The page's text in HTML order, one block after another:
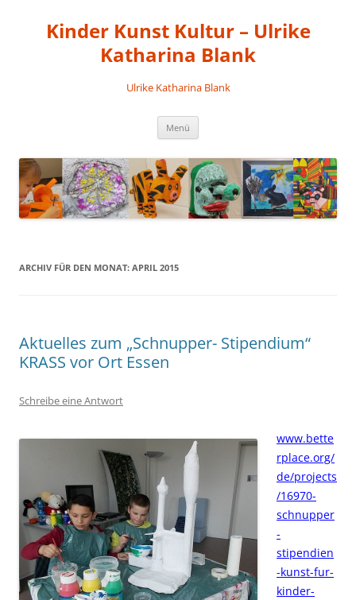
Kinder Kunst Kultur – Ulrike
Katharina Blank
Ulrike Katharina Blank
Menü
ARCHIV FÜR DEN MONAT: APRIL 2015
Aktuelles zum „Schnupper- Stipendium“
KRASS vor Ort Essen
Schreibe eine Antwort
www.bette
rplace.org/
de/projects
/16970-
schnupper
-
stipendien
-kunst-fur-
kinder-